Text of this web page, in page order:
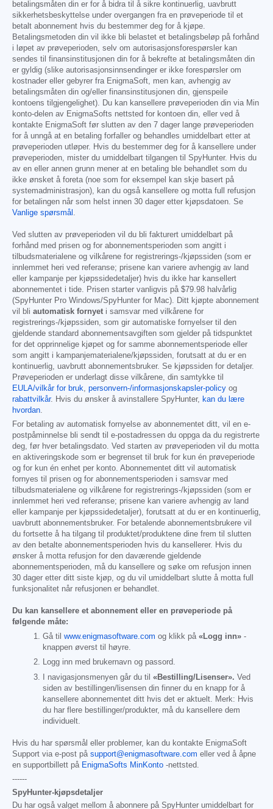
betalingsmåten din er for å bidra til å sikre kontinuerlig, uavbrutt
sikkerhetsbeskyttelse under overgangen fra en prøveperiode til et
betalt abonnement hvis du bestemmer deg for å kjøpe.
Betalingsmetoden din vil ikke bli belastet et betalingsbeløp på forhånd
i løpet av prøveperioden, selv om autorisasjonsforespørsler kan
sendes til finansinstitusjonen din for å bekrefte at betalingsmåten din
er gyldig (slike autorisasjonsinnsendinger er ikke forespørsler om
kostnader eller gebyrer fra EnigmaSoft, men kan, avhengig av
betalingsmåten din og/eller finansinstitusjonen din, gjenspeile
kontoens tilgjengelighet). Du kan kansellere prøveperioden din via Min
konto-delen av EnigmaSofts nettsted for kontoen din, eller ved å
kontakte EnigmaSoft før slutten av den 7 dager lange prøveperioden
for å unngå at en betaling forfaller og behandles umiddelbart etter at
prøveperioden utløper. Hvis du bestemmer deg for å kansellere under
prøveperioden, mister du umiddelbart tilgangen til SpyHunter. Hvis du
av en eller annen grunn mener at en betaling ble behandlet som du
ikke ønsket å foreta (noe som for eksempel kan skje basert på
systemadministrasjon), kan du også kansellere og motta full refusjon
for betalingen når som helst innen 30 dager etter kjøpsdatoen. Se
Vanlige spørsmål .
Ved slutten av prøveperioden vil du bli fakturert umiddelbart på
forhånd med prisen og for abonnementsperioden som angitt i
tilbudsmaterialene og vilkårene for registrerings-/kjøpssiden (som er
innlemmet heri ved referanse; prisene kan variere avhengig av land
eller kampanje per kjøpssidedetaljer) hvis du ikke har kansellert
abonnementet i tide. Prisen starter vanligvis på $79.98 halvårlig
(SpyHunter Pro Windows/SpyHunter for Mac). Ditt kjøpte abonnement
vil bli automatisk fornyet i samsvar med vilkårene for
registrerings-/kjøpssiden, som gir automatiske fornyelser til den
gjeldende standard abonnementsavgiften som gjelder på tidspunktet
for det opprinnelige kjøpet og for samme abonnementsperiode eller
som angitt i kampanjematerialene/kjøpssiden, forutsatt at du er en
kontinuerlig, uavbrutt abonnementsbruker. Se kjøpssiden for detaljer.
Prøveperioden er underlagt disse vilkårene, din samtykke til
EULA/vilkår for bruk, personvern-/informasjonskapsler-policy og
rabattvilkår. Hvis du ønsker å avinstallere SpyHunter, kan du lære
hvordan.
For betaling av automatisk fornyelse av abonnementet ditt, vil en e-
postpåminnelse bli sendt til e-postadressen du oppga da du registrerte
deg, før hver betalingsdato. Ved starten av prøveperioden vil du motta
en aktiveringskode som er begrenset til bruk for kun én prøveperiode
og for kun én enhet per konto. Abonnementet ditt vil automatisk
fornyes til prisen og for abonnementsperioden i samsvar med
tilbudsmaterialene og vilkårene for registrerings-/kjøpssiden (som er
innlemmet heri ved referanse; prisene kan variere avhengig av land
eller kampanje per kjøpssidedetaljer), forutsatt at du er en kontinuerlig,
uavbrutt abonnementsbruker. For betalende abonnementsbrukere vil
du fortsette å ha tilgang til produktet/produktene dine frem til slutten
av den betalte abonnementsperioden hvis du kansellerer. Hvis du
ønsker å motta refusjon for den daværende gjeldende
abonnementsperioden, må du kansellere og søke om refusjon innen
30 dager etter ditt siste kjøp, og du vil umiddelbart slutte å motta full
funksjonalitet når refusjonen er behandlet.
Du kan kansellere et abonnement eller en prøveperiode på
følgende måte:
Gå til www.enigmasoftware.com og klikk på «Logg inn» -
knappen øverst til høyre.
Logg inn med brukernavn og passord.
I navigasjonsmenyen går du til «Bestilling/Lisenser». Ved
siden av bestillingen/lisensen din finner du en knapp for å
kansellere abonnementet ditt hvis det er aktuelt. Merk: Hvis
du har flere bestillinger/produkter, må du kansellere dem
individuelt.
Hvis du har spørsmål eller problemer, kan du kontakte EnigmaSoft
Support via e-post på support@enigmasoftware.com eller ved å åpne
en supportbillett på EnigmaSofts MinKonto -nettsted.
------
SpyHunter-kjøpsdetaljer
Du har også valget mellom å abonnere på SpyHunter umiddelbart for